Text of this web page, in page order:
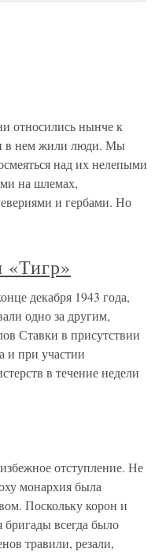
относились нынче к
в нем жили люди. Мы
над их нелепыми
на шлемах,
и гербами. Но
декабря 1943 года,
одно за другим,
Ставки в присутствии
и при участии
в течение недели
отступление. Не
монархия была
Поскольку корон и
бригады всегда было
травили, резали,